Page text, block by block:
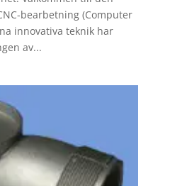
bearbetning (Computer
innovativa teknik har
av...